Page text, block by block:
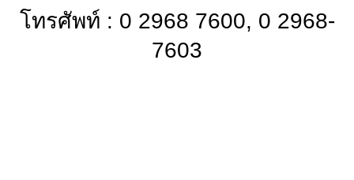
โทรศัพท์ : 0 2968 7600, 0 2968-
7603